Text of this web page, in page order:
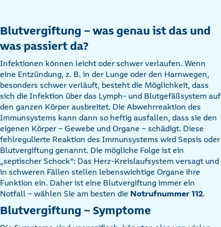
Blutvergiftung – was genau ist das und
was passiert da?
Infektionen können leicht oder schwer verlaufen. Wenn
eine Entzündung, z. B. in der Lunge oder den Harnwegen,
besonders schwer verläuft, besteht die Möglichkeit, dass
sich die Infektion über das Lymph- und Blutgefäßsystem auf
den ganzen Körper ausbreitet. Die Abwehrreaktion des
Immunsystems kann dann so heftig ausfallen, dass sie den
eigenen Körper – Gewebe und Organe – schädigt. Diese
fehlregulierte Reaktion des Immunsystems wird Sepsis oder
Blutvergiftung genannt. Die mögliche Folge ist ein
„septischer Schock“: Das Herz-Kreislaufsystem versagt und
in schweren Fällen stellen lebenswichtige Organe ihre
Funktion ein. Daher ist eine Blutvergiftung immer ein
Notfall – wählen Sie am besten die Notrufnummer 112.
Blutvergiftung – Symptome